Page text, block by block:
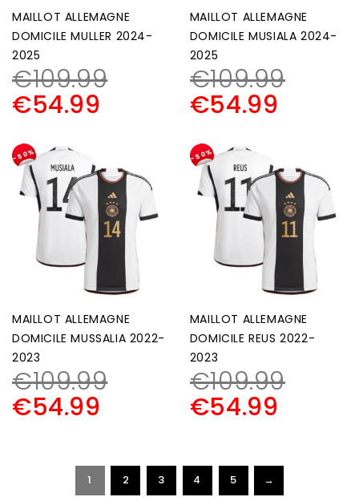
MAILLOT ALLEMAGNE
DOMICILE MULLER 2024-
2025
€109.99
€54.99
MAILLOT ALLEMAGNE
DOMICILE MUSIALA 2024-
2025
€109.99
€54.99
-50%
MAILLOT ALLEMAGNE
DOMICILE MUSSALIA 2022-
2023
€109.99
€54.99
-50%
MAILLOT ALLEMAGNE
DOMICILE REUS 2022-
2023
€109.99
€54.99
1 2 3 4 5 →